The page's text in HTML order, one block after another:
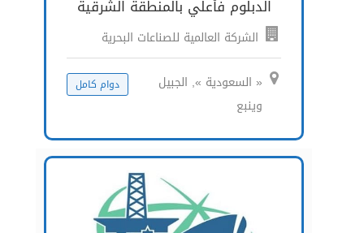
الدبلوم فأعلي بالمنطقة الشرقية
الشركة العالمية للصناعات البحرية
« السعودية », الجبيل
وينبع
دوام كامل